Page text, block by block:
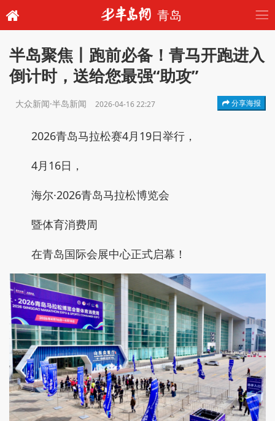
青岛
半岛聚焦丨跑前必备！青马开跑进入
倒计时，送给您最强“助攻”
大众新闻·半岛新闻 2026-04-16 22:27 分享海报
2026青岛马拉松赛4月19日举行，
4月16日，
海尔·2026青岛马拉松博览会
暨体育消费周
在青岛国际会展中心正式启幕！